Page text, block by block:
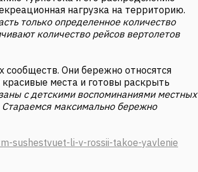
нагрузка на территорию.
только определенное количество
количество рейсов вертолетов
сообществ. Они бережно относятся
места и готовы раскрыть
с детскими воспоминаниями местных
максимально бережно
sushestvuet-li-v-rossii-takoe-yavlenie